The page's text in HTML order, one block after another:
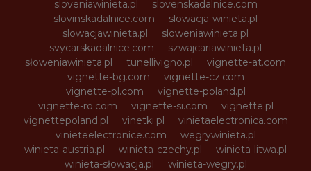
sloveniawinieta.pl
slovenskadalnice.com
slovinskadalnice.com
slowacja-winieta.pl
slowacjawinieta.pl
sloweniawinieta.pl
svycarskadalnice.com
szwajcariawinieta.pl
słoweniawinieta.pl
tunellivigno.pl
vignette-at.com
vignette-bg.com
vignette-cz.com
vignette-pl.com
vignette-poland.pl
vignette-ro.com
vignette-si.com
vignette.pl
vignettepoland.pl
vinetki.pl
vinietaelectronica.com
vinieteelectronice.com
wegrywinieta.pl
winieta-austria.pl
winieta-czechy.pl
winieta-litwa.pl
winieta-słowacja.pl
winieta-wegry.pl